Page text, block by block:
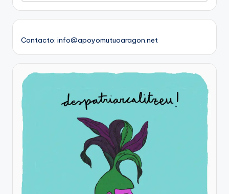
Contacto: info@apoyomutuoaragon.net